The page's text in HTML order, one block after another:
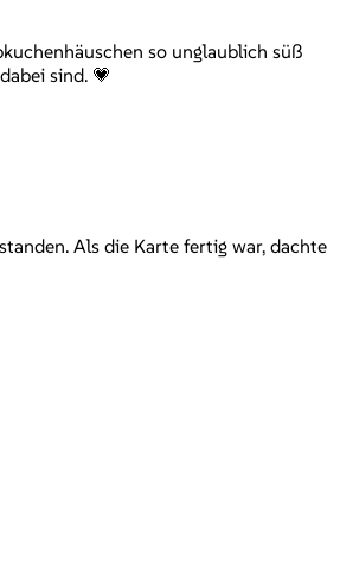
so unglaublich süß
sind. 💗
Als die Karte fertig war, dachte